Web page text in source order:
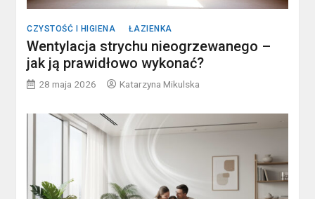
CZYSTOŚĆ I HIGIENA ŁAZIENKA
Wentylacja strychu nieogrzewanego –
jak ją prawidłowo wykonać?
28 maja 2026 Katarzyna Mikulska